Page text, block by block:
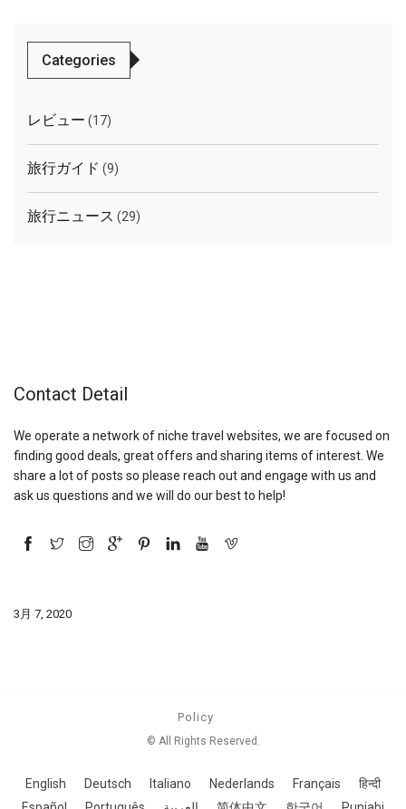
Categories
レビュー (17)
旅行ガイド (9)
旅行ニュース (29)
Contact Detail
We operate a network of niche travel websites, we are focused on
finding good deals, great offers and sharing items of interest. We
share a lot of posts so please reach out and engage with us and
ask us questions and we will do our best to help!
3月 7, 2020
Policy
© All Rights Reserved.
English Deutsch Italiano Nederlands Français
हिन्दी